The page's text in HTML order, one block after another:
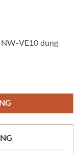
VE10 dung
象印 NW-VE10 dung